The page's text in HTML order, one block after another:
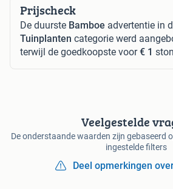
Prijscheck
De duurste Bamboe advertentie in
Tuinplanten categorie werd
terwijl de goedkoopste voor€ 1
Veelgestelde
De onderstaande waarden zijn gebaseerd
ingestelde filters
Deel opmerkingen